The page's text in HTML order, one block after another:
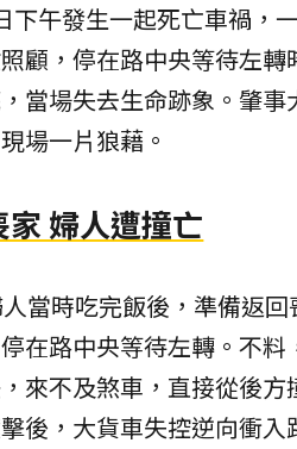
下午發生一起死亡車禍 ，
顧，停在路中央等待左
當場失去生命跡象。肇
場一片狼藉。
婦人遭撞亡
當時吃完飯後，準備返
在路中央等待左轉。不
來不及煞車，直接從後
後，大貨車失控逆向衝